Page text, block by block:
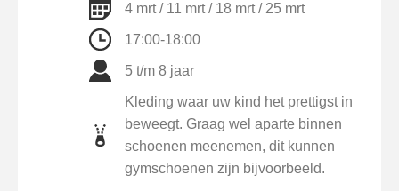
4 mrt / 11 mrt / 18 mrt / 25 mrt
17:00-18:00
5 t/m 8 jaar
Kleding waar uw kind het prettigst in
beweegt. Graag wel aparte binnen
schoenen meenemen, dit kunnen
gymschoenen zijn bijvoorbeeld.